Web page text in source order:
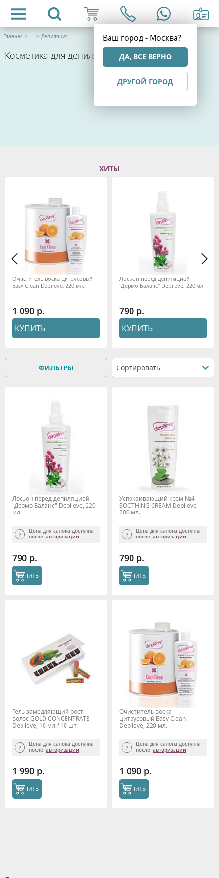
Ваш город - Москва?
ДА, ВСЕ ВЕРНО
ДРУГОЙ ГОРОД
Главная > ... > Депиляция
Косметика для депиляции
ХИТЫ
Очиститель воска цитрусовый
Easy Clean Depileve, 220 мл.
1 090
КУПИТЬ
Лосьон перед депиляцией
"Дермо Баланс" Depileve, 220 мл
790
КУПИТЬ
Сортировать
ФИЛЬТРЫ
Лосьон перед депиляцией
"Дермо Баланс" Depileve, 220
мл
Цена для салона доступна
после авторизации
790 р.
КУПИТЬ
Успокаивающий крем №4
SOOTHING CREAM Depileve,
200 мл.
Цена для салона доступна
после авторизации
790 р.
КУПИТЬ
Гель замедляющий рост
волос GOLD CONCENTRATE
Depileve, 10 мл.*10 шт.
Цена для салона доступна
после авторизации
1 990 р.
КУПИТЬ
Очиститель воска
цитрусовый Easy Clean
Depileve, 220 мл.
Цена для салона доступна
после авторизации
1 090 р.
КУПИТЬ